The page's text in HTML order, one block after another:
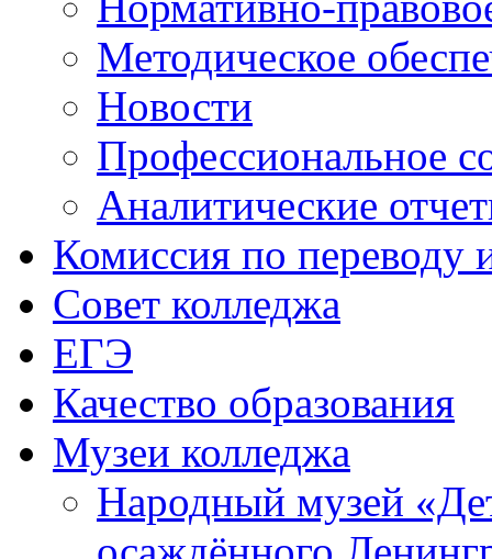
Методическое
Новости
Профессиональное
Аналитические
Комиссия по переводу
Совет колледжа
ЕГЭ
Качество образования
Музеи колледжа
Народный музей